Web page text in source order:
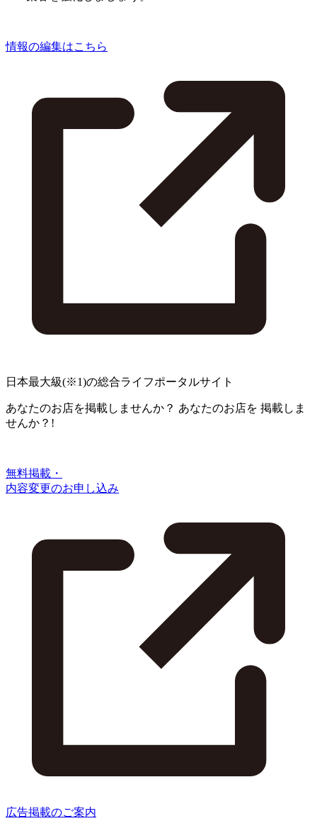
情報の編集はこちら
日本最大級(※1)の総合ライフポータルサイト
あなたのお店を掲載しませんか？ あなたのお店を 掲載しま
せんか？!
無料掲載・
内容変更のお申し込み
広告掲載のご案内